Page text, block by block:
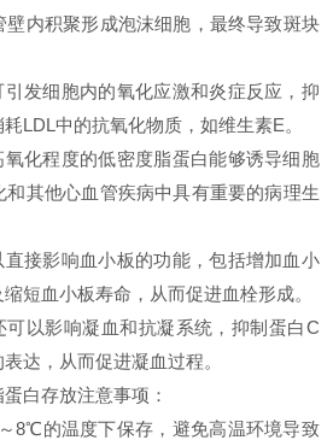
内积聚形成泡沫细胞，最终导致斑块
细胞内的氧化应激和炎症反应，抑
LDL中的抗氧化物质，如维生素E。
化程度的低密度脂蛋白能够诱导细胞
和其他心血管疾病中具有重要的病理生
接影响血小板的功能，包括增加血小
短血小板寿命，从而促进血栓形成。
以影响凝血和抗凝系统，抑制蛋白C
达，从而促进凝血过程。
白存放注意事项：
的温度下保存，避免高温环境导致